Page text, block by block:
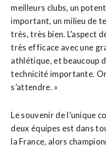
meilleurs clubs, un
important, un milieu de
très, très bien. L’aspect
très efficace ​avec une
athlétique, et beaucoup
technicité importante.
s’attendre. »
Le ​souvenir de l’unique
deux équipes est dans
la France, alors